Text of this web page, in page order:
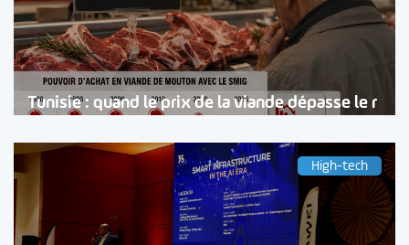
Tunisie : quand le prix de la viande dépasse le r
High-tech